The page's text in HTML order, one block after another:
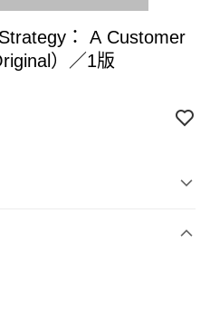
： A Customer
）／1版